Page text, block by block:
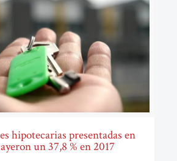
hipotecarias presentadas en
un 37,8 % en 2017